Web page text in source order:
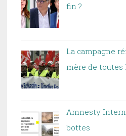
fin ?
La campagne
mère de toutes
Amnesty
bottes